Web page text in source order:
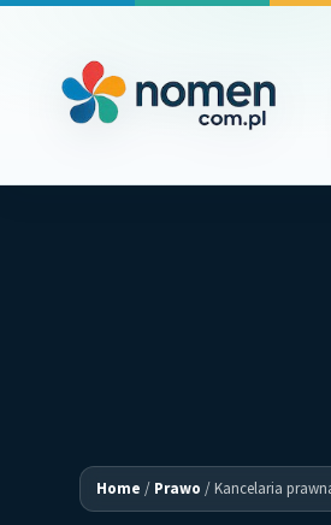
Home / Prawo /Kancelaria